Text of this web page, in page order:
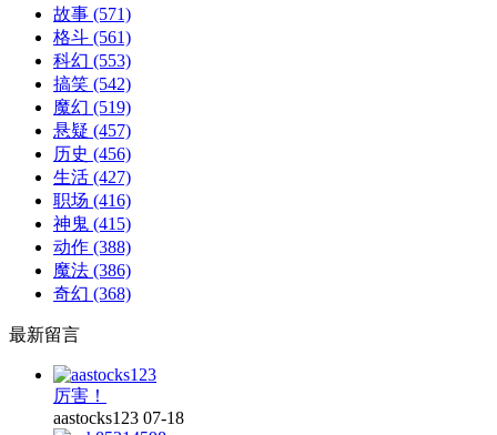
故事 (571)
格斗 (561)
科幻 (553)
搞笑 (542)
魔幻 (519)
悬疑 (457)
历史 (456)
生活 (427)
职场 (416)
神鬼 (415)
动作 (388)
魔法 (386)
奇幻 (368)
最新留言
厉害！
aastocks123 07-18